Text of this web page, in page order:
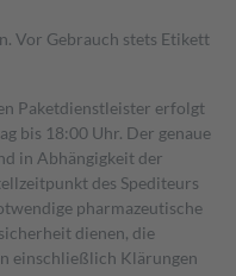
Vor Gebrauch stets Etikett
Paketdienstleister erfolgt
bis 18:00 Uhr. Der genaue
in Abhängigkeit der
des Spediteurs
pharmazeutische
dienen, die
einschließlich Klärungen